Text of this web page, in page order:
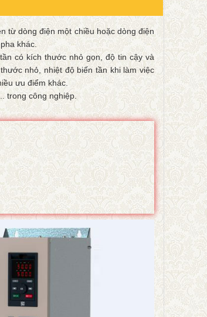
từ dòng điện một chiều hoặc dòng điện
khác.
có kích thước nhỏ gọn, độ tin cậy và
nhỏ, nhiệt độ biến tần khi làm việc
ưu điểm khác.
trong công nghiệp.